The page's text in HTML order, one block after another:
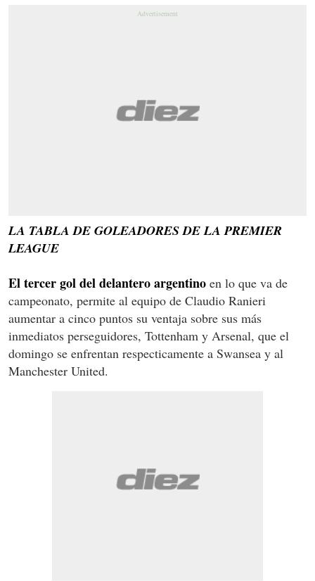
LA TABLA DE GOLEADORES DE LA PREMIER
LEAGUE
El tercer gol del delantero argentino en lo que va de
campeonato, permite al equipo de Claudio Ranieri
aumentar a cinco puntos su ventaja sobre sus más
inmediatos perseguidores, Tottenham y Arsenal, que el
domingo se enfrentan respecticamente a Swansea y al
Manchester United.